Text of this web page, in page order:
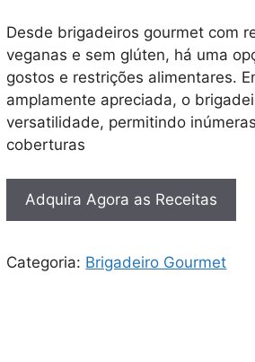
Desde brigadeiros gourmet com
veganas e sem glúten, há uma
gostos e restrições alimentares.
amplamente apreciada, o
versatilidade, permitindo
coberturas
Adquira Agora as Receitas
Categoria: Brigadeiro Gourmet